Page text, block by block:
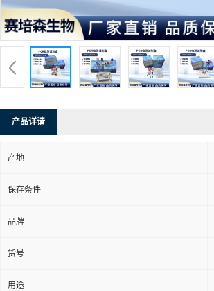
产品详请
产地
保存条件
品牌
货号
用途